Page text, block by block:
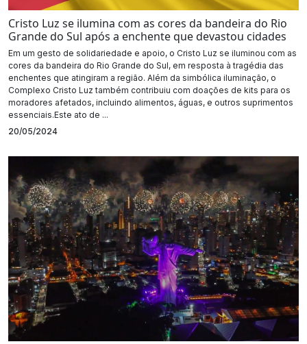
Cristo Luz se ilumina com as cores da bandeira do Rio
Grande do Sul após a enchente que devastou cidades
Em um gesto de solidariedade e apoio, o Cristo Luz se iluminou com as
cores da bandeira do Rio Grande do Sul, em resposta à tragédia das
enchentes que atingiram a região. Além da simbólica iluminação, o
Complexo Cristo Luz também contribuiu com doações de kits para os
moradores afetados, incluindo alimentos, águas, e outros suprimentos
essenciais.Este ato de ...
20/05/2024